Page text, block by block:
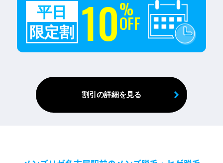
平日
限定割
10%
OFF
割引の詳細を見る